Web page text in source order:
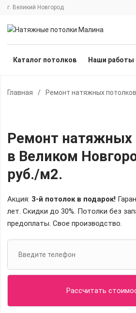
г. Великий Новгород
Каталог потолков Наши работы
Главная / Ремонт натяжных потолков
Ремонт натяжных
в Великом
руб./м2.
Акция: 3-й потолок в подарок!
лет. Скидки до 30%. Потолки без
предоплаты. Свое производство.